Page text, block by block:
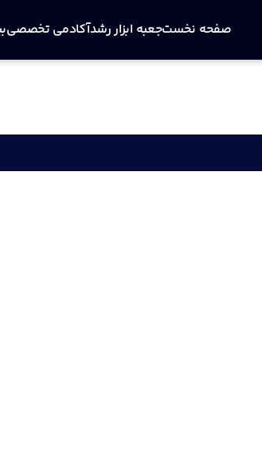
صفحه نخستجعبه ابزار رشدآکادمی تخصصی
نشد. شاید جستجو به شما کمک کند تا مطلب